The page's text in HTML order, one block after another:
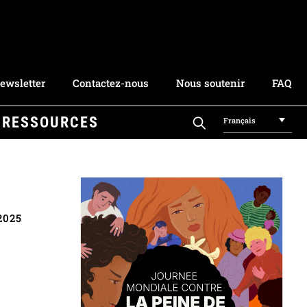
Contactez-nous Nous soutenir FAQ
RESSOURCES Français